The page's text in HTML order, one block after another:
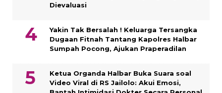
Dievaluasi
Yakin Tak Bersalah ! Keluarga Tersangka
Dugaan Fitnah Tantang Kapolres Halbar
Sumpah Pocong, Ajukan Praperadilan
Ketua Organda Halbar Buka Suara soal
Video Viral di RS Jailolo: Akui Emosi,